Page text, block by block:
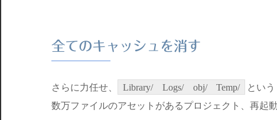
全てのキャッシュを消す
さらに力任せ、 Library/ Logs/ obj/ Temp/
とい
数万ファイルのアセットがあるプロジェクト、再起